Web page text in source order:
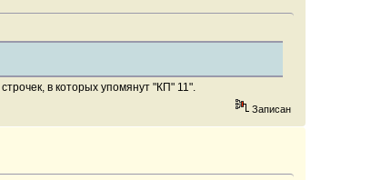
в которых упомянут "КП" 11".
Записан